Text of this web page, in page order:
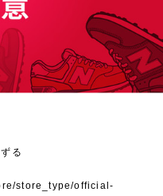
る
store_type/official-